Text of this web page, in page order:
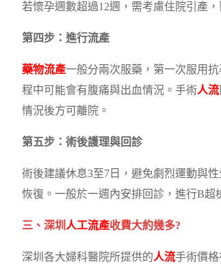
若懷孕週數超過12週，需考慮住院引產
第四步：進行流產
藥物流產一般分兩次服藥，第一次服用
程中可能會有腹痛與出血情況。手術人流
情況後方可離院。
第五步：術後護理與回診
術後建議休息3至7日，避免劇烈運動與
恢復。一般於一週內安排回診，進行B超
三、深圳 人工流產收費大約幾多?
深圳各大婦科醫院所提供的人流手術價